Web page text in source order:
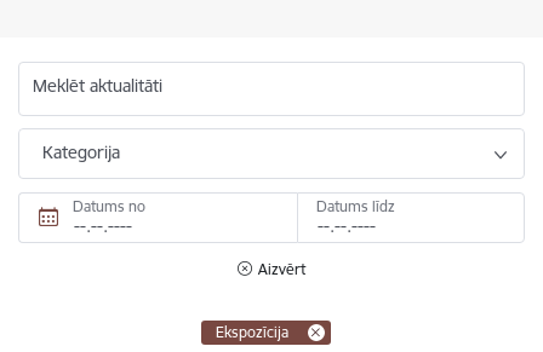
Meklēt aktualitāti
Kategorija
Datums no Datums līdz
Aizvērt
Ekspozīcija